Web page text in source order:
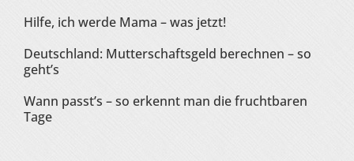
Hilfe, ich werde Mama – was jetzt!
Deutschland: Mutterschaftsgeld berechnen – so
geht’s
Wann passt’s – so erkennt man die fruchtbaren
Tage